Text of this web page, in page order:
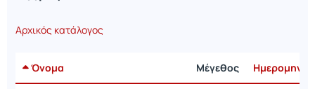
Αρχικός κατάλογος
Όνομα Μέγεθος Ημερομηνία